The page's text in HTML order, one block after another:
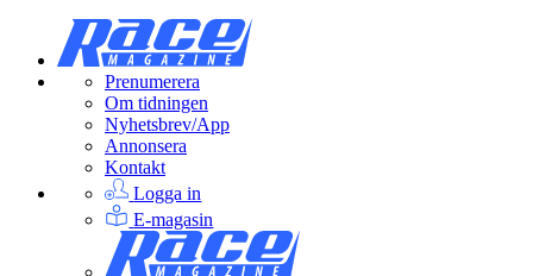
Prenumerera
Om tidningen
Nyhetsbrev/App
Annonsera
Kontakt
Logga in
E-magasin